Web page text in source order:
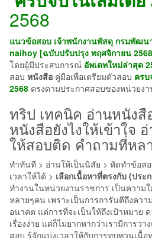
2568
แนวข้อสอบ เจ้าพนักงานพัสดุ กรมพัฒน
naihoy [ฉบับปรับปรุง พฤศจิกายน
โดยผู้มีประสบการณ์ อัพเดทใหม่ล่าสุด
สอบ หนังสือ คู่มือเพื่อเตรียมตัวสอบ ครบ
2568 ตรงตามประกาศสอบของหน่วยงา
ทริป เทคนิค อ่านหนังสื
หนังสือยังไงให้เข้าใจ
ให้สอบติด คำถามที่หล
ทำทันที > อ่านให้เป็นนิสัย > หัดทำข้อส
เวลาให้ได้ > เลือกเนื้อหาที่ตรงกับ (ประ
ทำงานในหน่วยงานราชการ เป็นความ
หลายๆคน เพราะเป็นการการันตีถึงคว
อนาคต แต่การที่จะเป็นให้ถึงเป้าหมาย
เรื่องง่าย แต่ก็ไม่ยากหากว่าเรามีการว
สอบ รู้จักแบ่งเวลาให้กับการทบทวนเนื้อ